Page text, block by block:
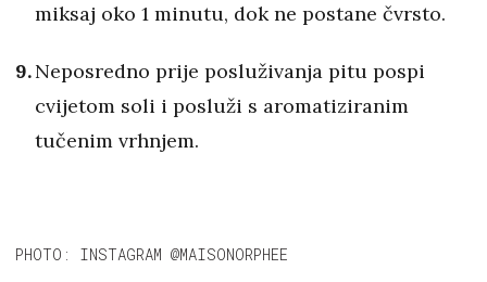
miksaj oko 1 minutu, dok ne postane čvrsto.
Neposredno prije posluživanja pitu pospi
cvijetom soli i posluži s aromatiziranim
tučenim vrhnjem.
PHOTO: INSTAGRAM @MAISONORPHEE